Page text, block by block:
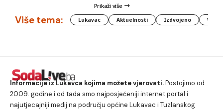
Prikaži više
Više tema: Lukavac Aktuelnosti Izdvojeno
Informacije iz Lukavca kojima možete vjerovati.Postojimo od
2009. godine i od tada smo najposjećeniji internet portal i
najutjecajniji medij na području općine Lukavac i Tuzlanskog